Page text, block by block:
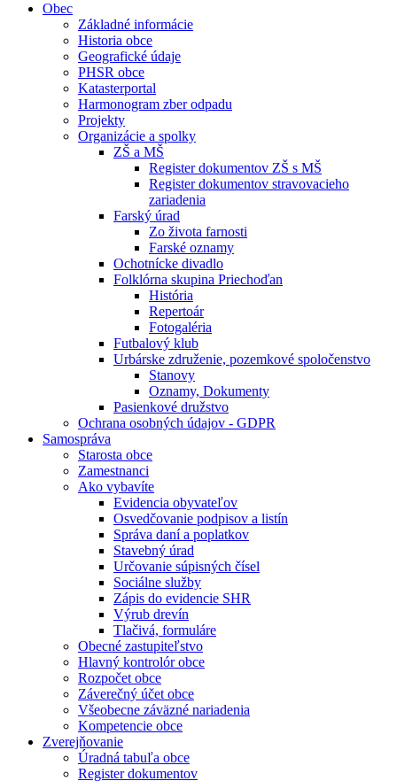
Obec
Základné informácie
Historia obce
Geografické údaje
PHSR obce
Katasterportal
Harmonogram zber odpadu
Projekty
Organizácie a spolky
ZŠ a MŠ
Register dokumentov ZŠ s MŠ
Register dokumentov stravovacieho
zariadenia
Farský úrad
Zo života farnosti
Farské oznamy
Ochotnícke divadlo
Folklórna skupina Priechoďan
História
Repertoár
Fotogaléria
Futbalový klub
Urbárske združenie, pozemkové spoločenstvo
Stanovy
Oznamy, Dokumenty
Pasienkové družstvo
Ochrana osobných údajov - GDPR
Samospráva
Starosta obce
Zamestnanci
Ako vybavíte
Evidencia obyvateľov
Osvedčovanie podpisov a listín
Správa daní a poplatkov
Stavebný úrad
Určovanie súpisných čísel
Sociálne služby
Zápis do evidencie SHR
Výrub drevín
Tlačivá, formuláre
Obecné zastupiteľstvo
Hlavný kontrolór obce
Rozpočet obce
Záverečný účet obce
Všeobecne záväzné nariadenia
Kompetencie obce
Zverejňovanie
Úradná tabuľa obce
Register dokumentov